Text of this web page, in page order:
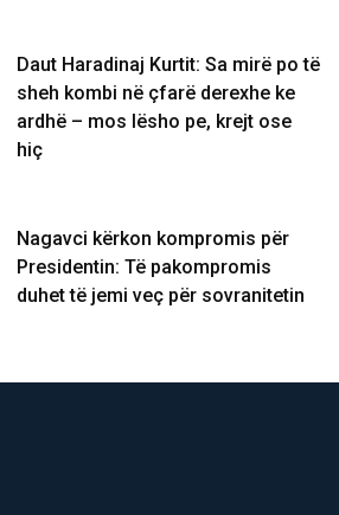
Daut Haradinaj Kurtit: Sa mirë po të
sheh kombi në çfarë derexhe ke
ardhë – mos lësho pe, krejt ose
hiç
Nagavci kërkon kompromis për
Presidentin: Të pakompromis
duhet të jemi veç për sovranitetin